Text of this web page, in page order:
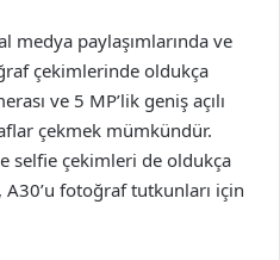
medya paylaşımlarında ve
çekimlerinde oldukça
ve 5 MP’lik geniş açılı
çekmek mümkündür.
selfie çekimleri de oldukça
fotoğraf tutkunları için